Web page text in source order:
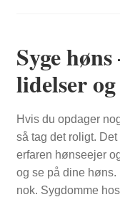
Syge
lidelser
Hvis du opdager
så tag det roligt.
erfaren hønseejer
og se på dine
nok. Sygdomme